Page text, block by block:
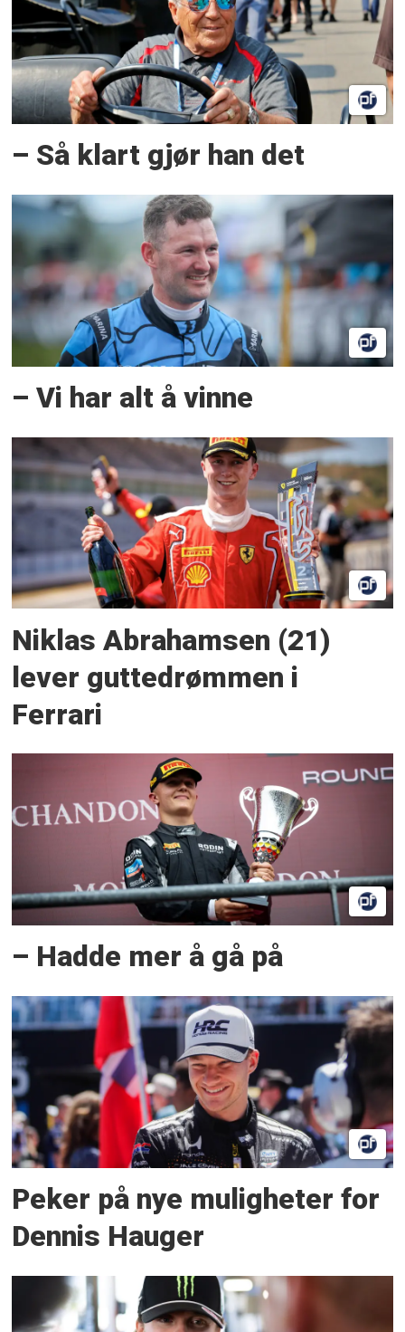
– Så klart gjør han det
– Vi har alt å vinne
Niklas Abrahamsen (21)
lever guttedrømmen i
Ferrari
– Hadde mer å gå på
Peker på nye muligheter for
Dennis Hauger